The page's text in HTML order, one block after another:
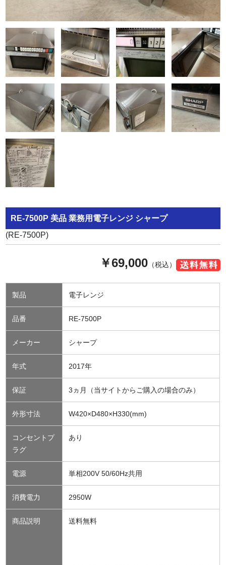
RE-7500P 美品 業務用電子レンジ シャープ
(RE-7500P)
￥69,000（税込）
製品 電子レンジ
品番 RE-7500P
メーカー シャープ
年式 2017年
保証 3ヵ月（当サイトからご購入の場合のみ）
外形寸法 W420×D480×H330(mm)
コンセントプ
ラグ
あり
電源 単相200V 50/60Hz共用
消費電力 2950W
商品説明 送料無料